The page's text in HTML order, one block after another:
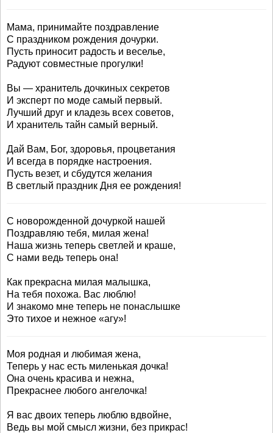
Мама, принимайте поздравление
С праздником рождения дочурки.
Пусть приносит радость и веселье,
Радуют совместные прогулки!
Вы — хранитель дочкиных секретов
И эксперт по моде самый первый.
Лучший друг и кладезь всех советов,
И хранитель тайн самый верный.
Дай Вам, Бог, здоровья, процветания
И всегда в порядке настроения.
Пусть везет, и сбудутся желания
В светлый праздник Дня ее рождения!
С новорожденной дочуркой нашей
Поздравляю тебя, милая жена!
Наша жизнь теперь светлей и краше,
С нами ведь теперь она!
Как прекрасна милая малышка,
На тебя похожа. Вас люблю!
И знакомо мне теперь не понаслышке
Это тихое и нежное «агу»!
Моя родная и любимая жена,
Теперь у нас есть миленькая дочка!
Она очень красива и нежна,
Прекраснее любого ангелочка!
Я вас двоих теперь люблю вдвойне,
Ведь вы мой смысл жизни, без прикрас!